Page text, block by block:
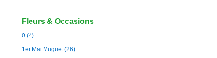
Fleurs & Occasions
0 (4)
1er Mai Muguet (26)